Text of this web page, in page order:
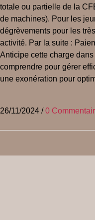
totale ou partielle de la
de machines). Pour les
dégrèvements pour les
activité. Par la suite :
Anticipe cette charge
comprendre pour gérer
une exonération pour
26/11/2024 / 0